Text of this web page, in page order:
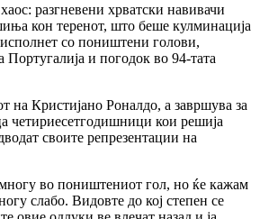
разгневени хрватски навивачи
кон теренот, што беше кулминација
со поништени голови,
Португалија и погодок во 94-тата
на Кристијано Роналдо, а завршува за
четириесетгодишници кои решија
своите репрезентации на
во поништениот гол, но ќе кажам
слабо. Видовте до кој степен се